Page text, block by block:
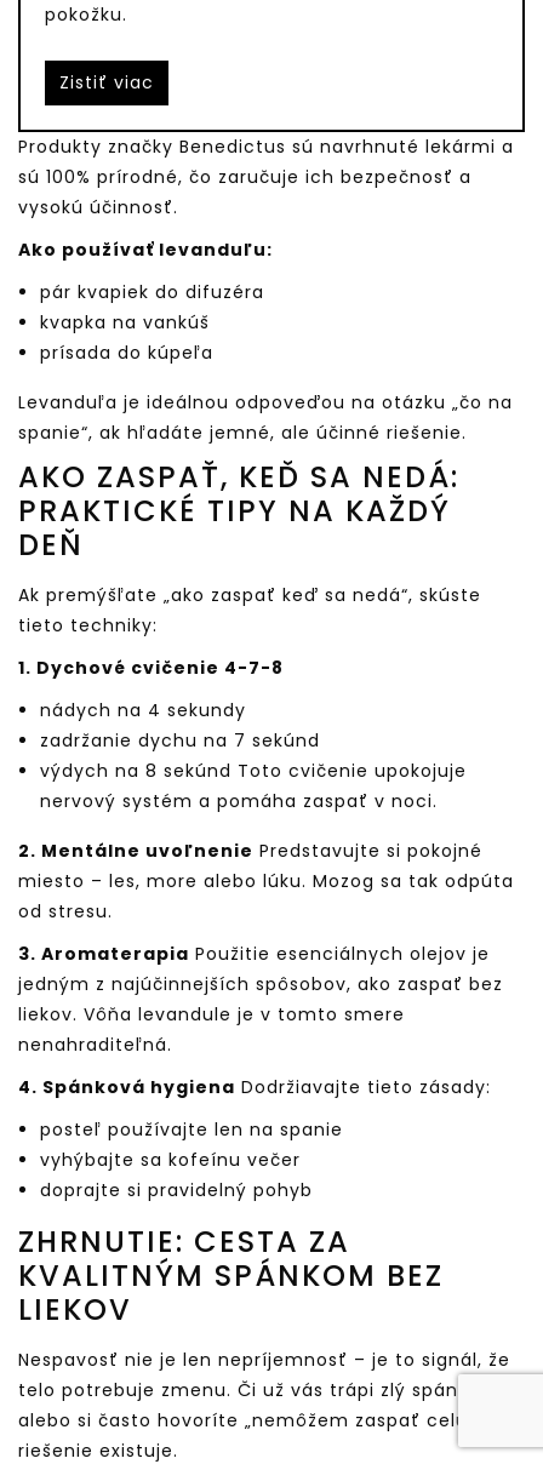
pokožku.
Zistiť viac
Produkty značky Benedictus sú navrhnuté lekármi a
sú 100% prírodné, čo zaručuje ich bezpečnosť a
vysokú účinnosť.
Ako používať levanduľu:
pár kvapiek do difuzéra
kvapka na vankúš
prísada do kúpeľa
Levanduľa je ideálnou odpoveďou na otázku „čo na
spanie“, ak hľadáte jemné, ale účinné riešenie.
AKO ZASPAŤ, KEĎ SA NEDÁ:
PRAKTICKÉ TIPY NA KAŽDÝ
DEŇ
Ak premýšľate „ako zaspať keď sa nedá“, skúste
tieto techniky:
1. Dychové cvičenie 4-7-8
nádych na 4 sekundy
zadržanie dychu na 7 sekúnd
výdych na 8 sekúnd Toto cvičenie upokojuje
nervový systém a pomáha zaspať v noci.
2. Mentálne uvoľnenie Predstavujte si pokojné
miesto – les, more alebo lúku. Mozog sa tak odpúta
od stresu.
3. Aromaterapia Použitie esenciálnych olejov je
jedným z najúčinnejších spôsobov, ako zaspať bez
liekov. Vôňa levandule je v tomto smere
nenahraditeľná.
4. Spánková hygiena Dodržiavajte tieto zásady:
posteľ používajte len na spanie
vyhýbajte sa kofeínu večer
doprajte si pravidelný pohyb
ZHRNUTIE: CESTA ZA
KVALITNÝM SPÁNKOM BEZ
LIEKOV
Nespavosť nie je len nepríjemnosť – je to signál, že
telo potrebuje zmenu. Či už vás trápi zlý spánok,
alebo si často hovoríte „nemôžem zaspať celú noc“,
riešenie existuje.